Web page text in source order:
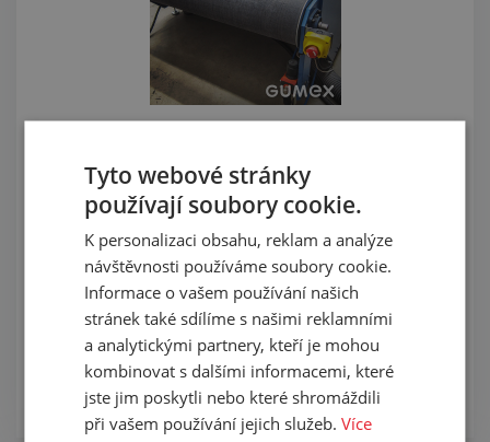
dopravníkových pásů z netkané
textilie
Co všechno vydrží tento typ pásu? Kam se nejlépe
hodí, jak o něj pečovat, jak jej kvalitně opravit nebo
bezpečně vyměnit? Dopravníkové pásy z netkané
textilie a plsti se používají zejména kombinaci
s výsekovými nástroji, digitálními řezacími plotry nebo
na balicích linkách křehkého zboží.
Zobrazit
Tyto webové stránky
používají soubory cookie.
K personalizaci obsahu, reklam a analýze
návštěvnosti používáme soubory cookie.
Informace o vašem používání našich
stránek také sdílíme s našimi reklamními
a analytickými partnery, kteří je mohou
kombinovat s dalšími informacemi, které
jste jim poskytli nebo které shromáždili
při vašem používání jejich služeb.Více